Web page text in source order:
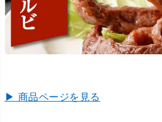
▶ 商品ページを見る